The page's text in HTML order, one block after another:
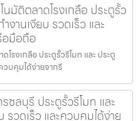
มัติตลาดโรงเกลือ ประตูรั้ว
งานเงียบ รวดเร็ว และ
อมือถือ
รงเกลือ ประตูรั้วรีโมท และ ประตู
วบคุมได้ง่ายจากรี
ชลบุรี ประตูรั้วรีโมท และ
รวดเร็ว และควบคุมได้ง่าย